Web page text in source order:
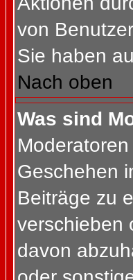
von
Sie haben
Nach oben
Was sind
Geschehen
Beiträge zu
verschieben
davon